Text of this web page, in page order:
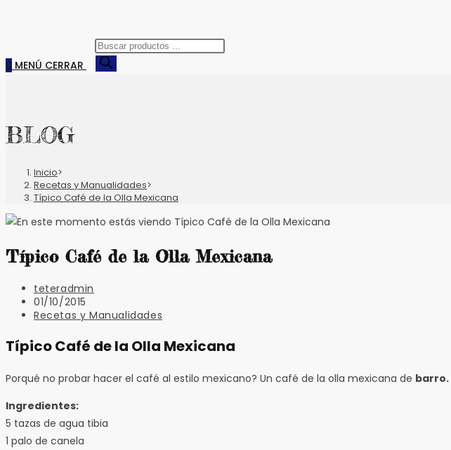
0 MENÚ CERRAR
Búsqueda
de
BLOG
Inicio>
Recetas y Manualidades>
Típico Café de la Olla Mexicana
Típico Café de la Olla Mexicana
Autor
de
la
teteradmin
Publicación
de
entrada:
01/10/2015
Categoría
la
entrada:
Recetas y Manualidades
Típico Café de la Olla Mexicana
Porqué no probar hacer el café al estilo mexicano? Un café de la olla mexicana de barro.
Ingredientes:
5 tazas de agua tibia
1 palo de canela